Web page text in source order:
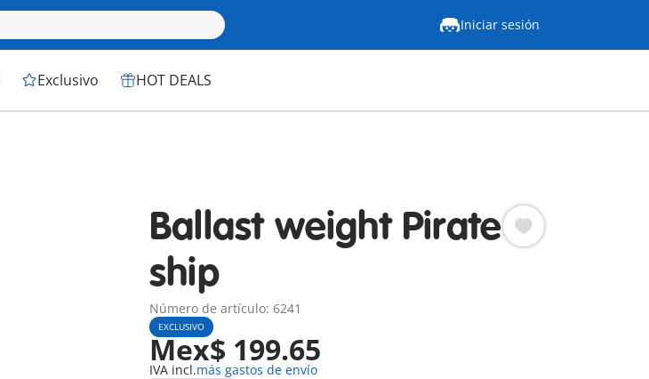
Iniciar sesión
Exclusivo HOT DEALS
Ballast weight Pirate
ship
Número de artículo: 6241
EXCLUSIVO
Mex$ 199.65
IVA incl.más gastos de envío